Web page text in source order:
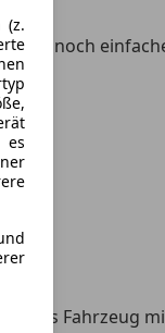
(z.
es
noch
Fahrzeug